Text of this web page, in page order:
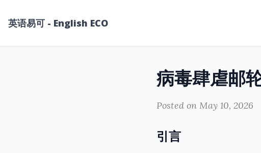
英语易可 - English ECO
病毒肆虐邮
Posted on May 10, 2026
引言